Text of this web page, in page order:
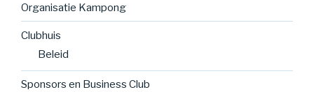
Organisatie Kampong
Clubhuis
Beleid
Sponsors en Business Club